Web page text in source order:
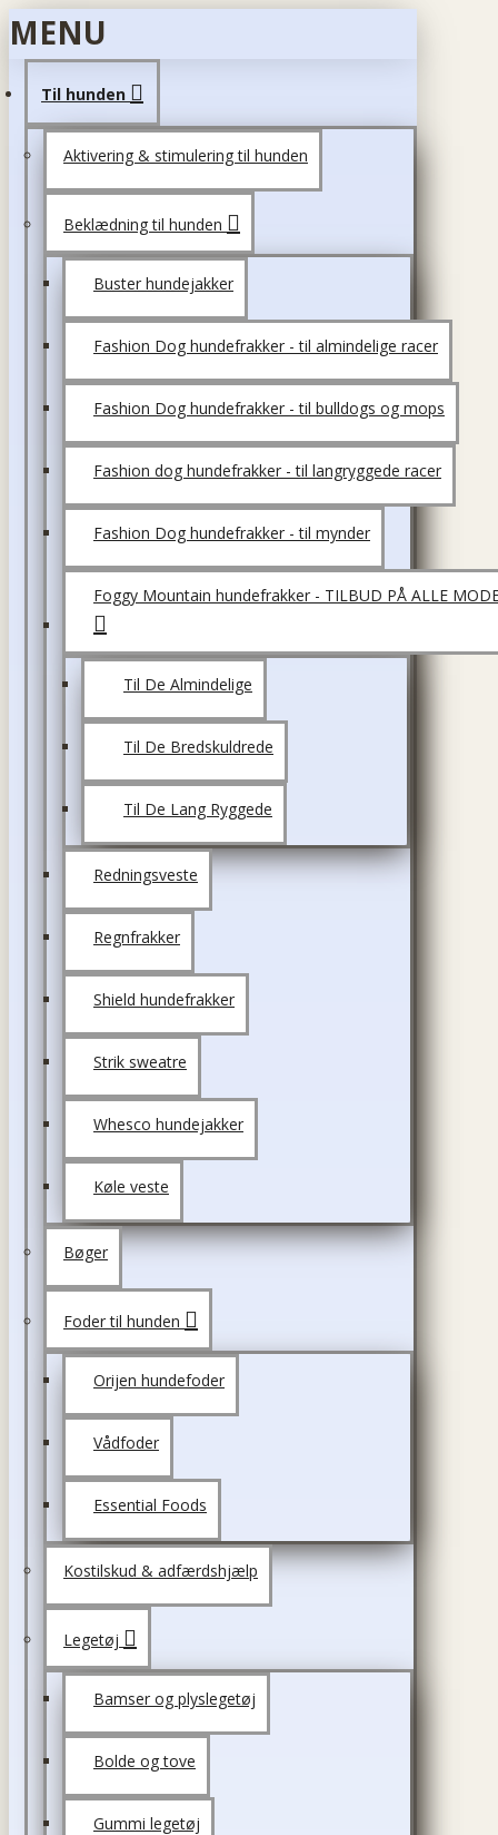
MENU
Til hunden
Aktivering & stimulering til hunden
Beklædning til hunden
Buster hundejakker
Fashion Dog hundefrakker - til almindelige racer
Fashion Dog hundefrakker - til bulldogs og mops
Fashion dog hundefrakker - til langryggede racer
Fashion Dog hundefrakker - til mynder
Foggy Mountain hundefrakker - TILBUD PÅ ALLE
Til De Almindelige
Til De Bredskuldrede
Til De Lang Ryggede
Redningsveste
Regnfrakker
Shield hundefrakker
Strik sweatre
Whesco hundejakker
Køle veste
Bøger
Foder til hunden
Orijen hundefoder
Vådfoder
Essential Foods
Kostilskud & adfærdshjælp
Legetøj
Bamser og plyslegetøj
Bolde og tove
Gummi legetøj